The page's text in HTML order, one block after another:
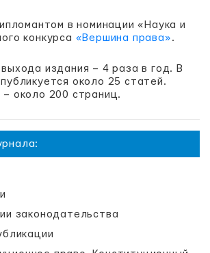
в номинации «Наука и
конкурса «Вершина права» .
издания – 4 раза в год. В
около 25 статей.
около 200 страниц.
законодательства